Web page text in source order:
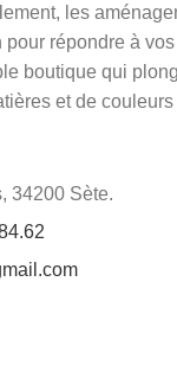
les
répondre à
boutique qui
et de
34200 Sète.